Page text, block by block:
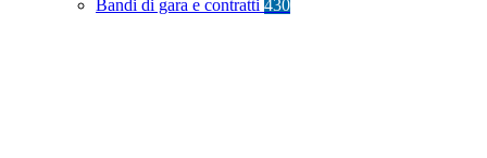
Bandi di gara e contratti 430